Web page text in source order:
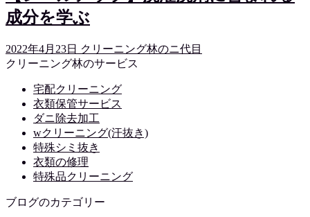
成分を学ぶ
2022年4月23日 クリーニング林のニ代目
クリーニング林のサービス
宅配クリーニング
衣類保管サービス
ダニ除去加工
wクリーニング(汗抜き)
特殊シミ抜き
衣類の修理
特殊品クリーニング
ブログのカテゴリー